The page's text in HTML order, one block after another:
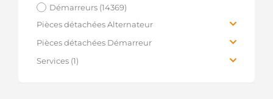
Démarreurs (14369)
Pièces détachées Alternateur
Pièces de générateur (31)
Pièces détachées Démarreur
Services (1)